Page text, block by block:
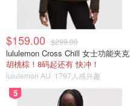
$159.00 $299.00
lululemon Cross Chill 女士功能夹克
胡桃棕！8码起还有 快冲！
lululemon AU 1797人感兴趣
5